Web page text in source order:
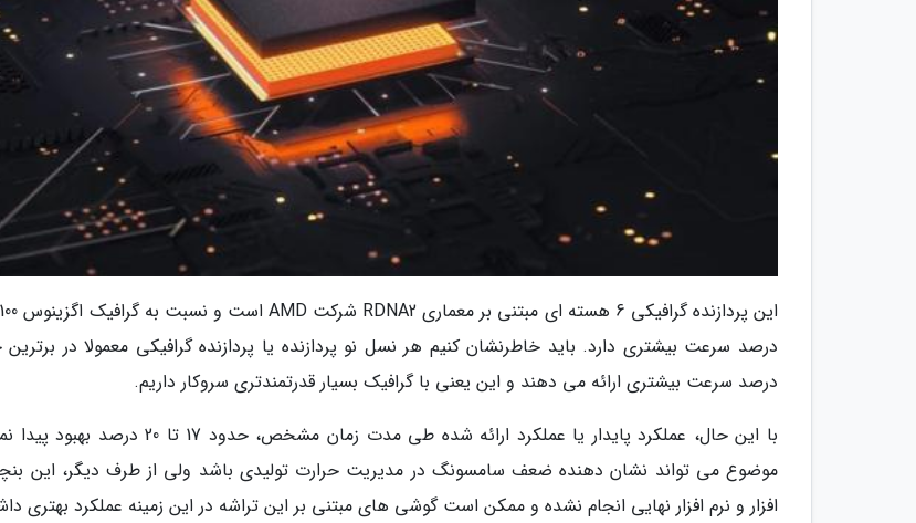
درصد سرعت بیشتری ارائه می دهند و این یعنی با گرافیک بسیار قدرتمندتری سروکار داریم.
با این حال، عملکرد پایدار یا عملکرد ارائه شده طی مدت زمان
موضوع می تواند نشان دهنده ضعف سامسونگ در مدیریت حرارت تولیدی باشد ولی از طرف دیگر، این
افزار و نرم افزار نهایی انجام نشده و ممکن است گوشی های مبتنی بر این تراشه در این زمینه عملکرد بهتری